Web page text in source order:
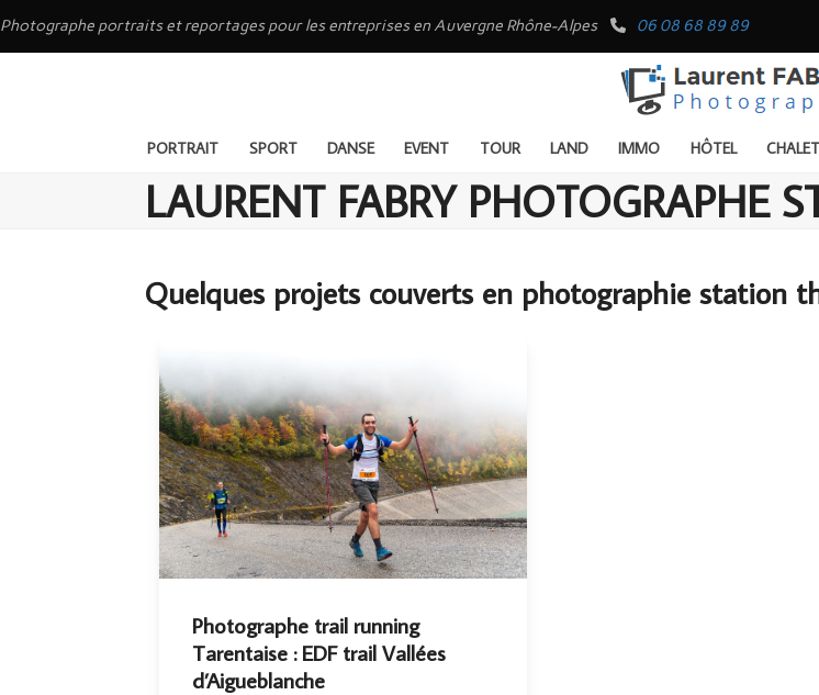
Skip
Photographe portraits et reportages pour les entreprises en Auvergne Rhône-Alpes 06 08 68 89 89
PORTRAIT SPORT DANSE EVENT TOUR LAND IMMO HÔTEL CHALET
LAURENT FABRY PHOTOGRAPHE
Quelques projets couverts en photographie station
Photographe trail running
Tarentaise : EDF trail Vallées
d’Aigueblanche